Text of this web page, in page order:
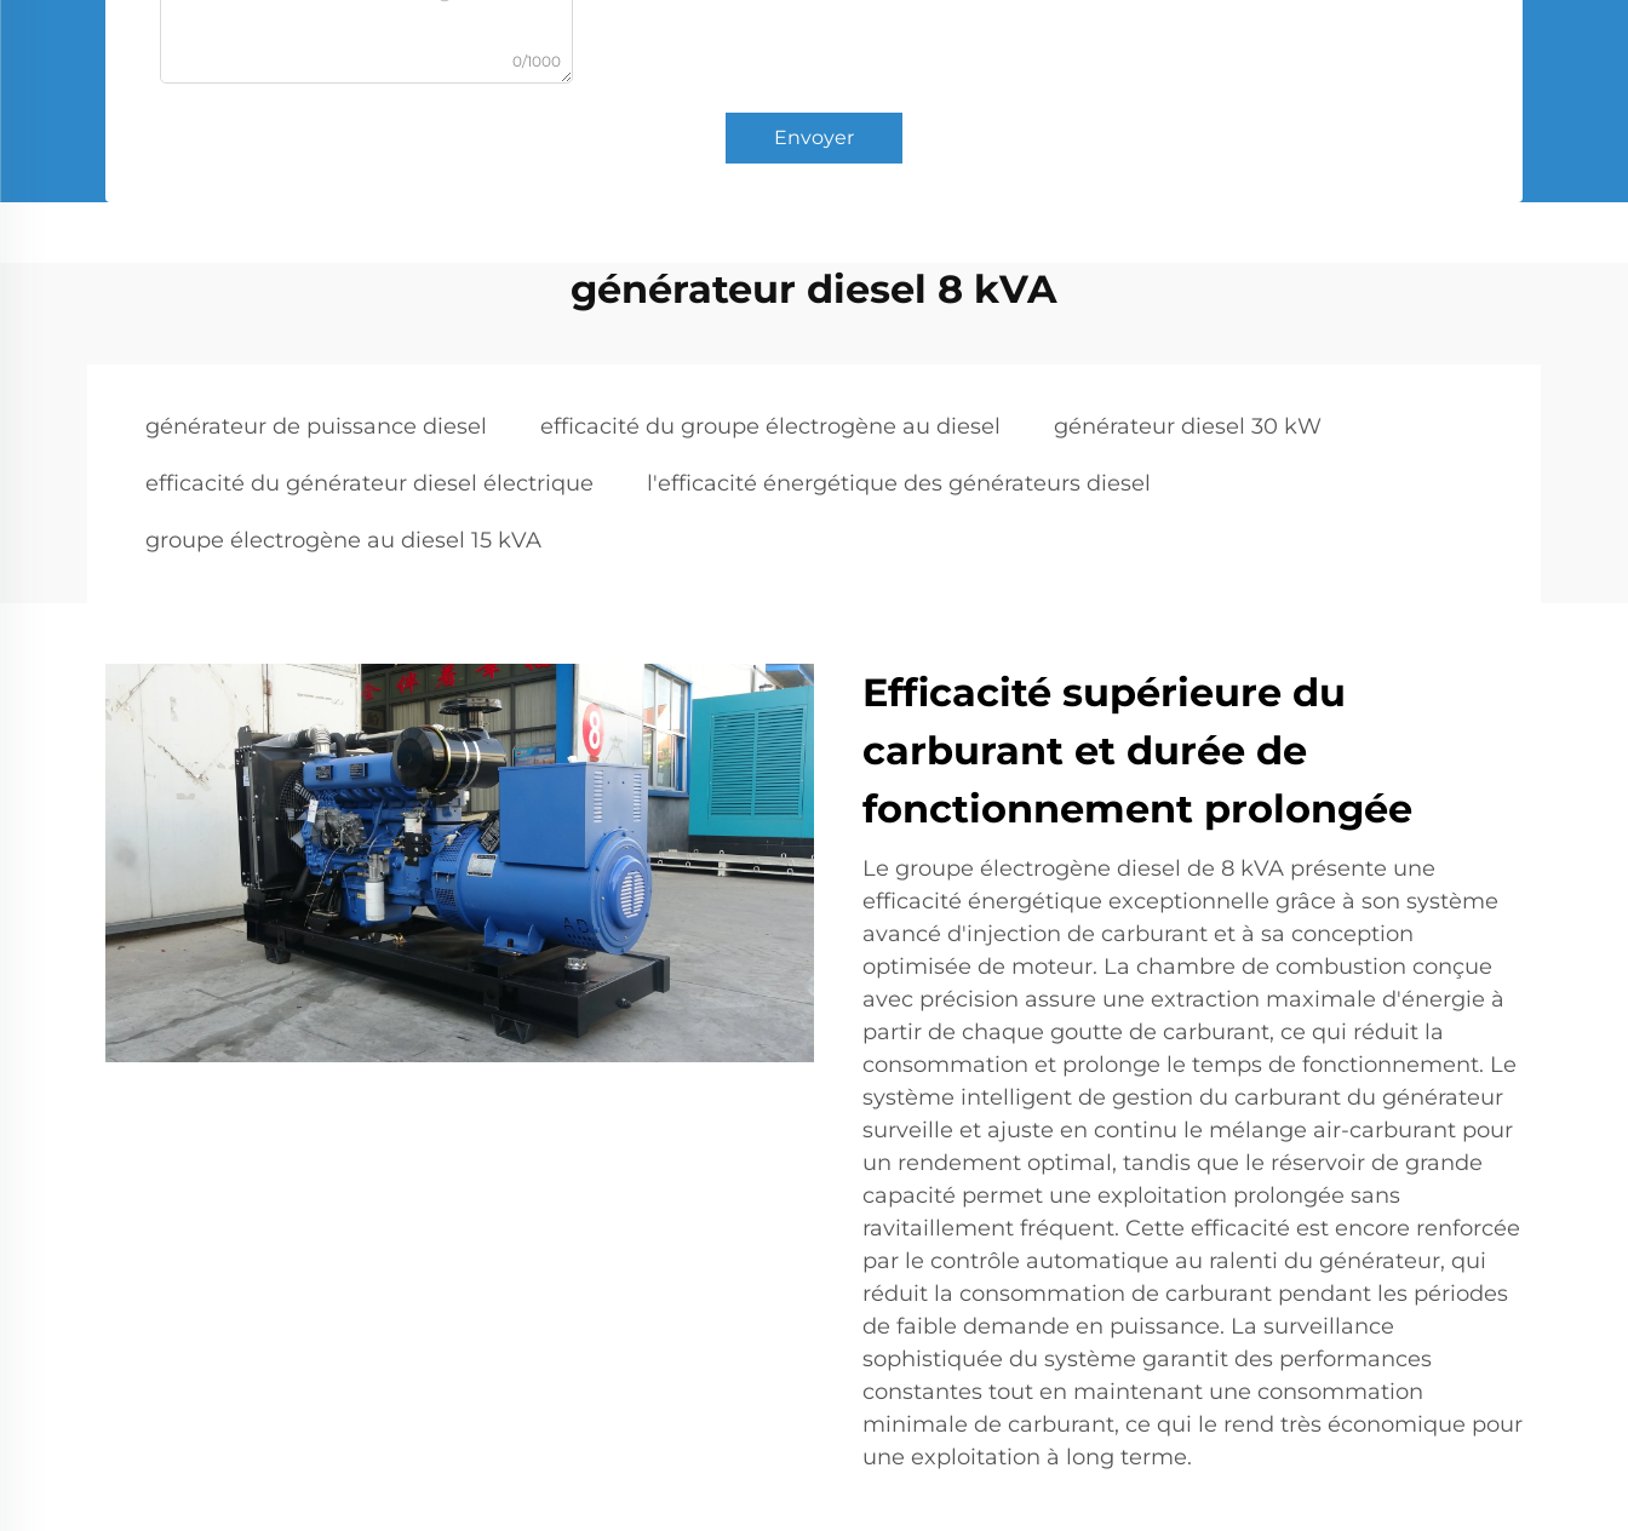
0/1000
Envoyer
générateur diesel 8 kVA
générateur de puissance diesel efficacité du groupe électrogène au diesel générateur diesel 30 kW
efficacité du générateur diesel électrique l'efficacité énergétique des générateurs diesel
groupe électrogène au diesel 15 kVA
Efficacité supérieure du
carburant et durée de
fonctionnement prolongée
Le groupe électrogène diesel de 8 kVA présente une
efficacité énergétique exceptionnelle grâce à son système
avancé d'injection de carburant et à sa conception
optimisée de moteur. La chambre de combustion conçue
avec précision assure une extraction maximale d'énergie à
partir de chaque goutte de carburant, ce qui réduit la
consommation et prolonge le temps de fonctionnement. Le
système intelligent de gestion du carburant du générateur
surveille et ajuste en continu le mélange air-carburant pour
un rendement optimal, tandis que le réservoir de grande
capacité permet une exploitation prolongée sans
ravitaillement fréquent. Cette efficacité est encore renforcée
par le contrôle automatique au ralenti du générateur, qui
réduit la consommation de carburant pendant les périodes
de faible demande en puissance. La surveillance
sophistiquée du système garantit des performances
constantes tout en maintenant une consommation
minimale de carburant, ce qui le rend très économique pour
une exploitation à long terme.